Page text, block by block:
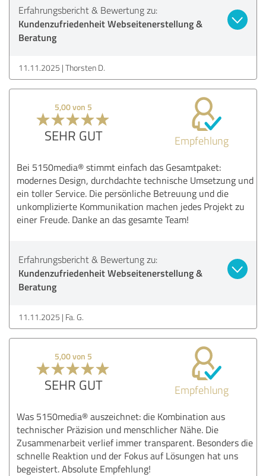
Erfahrungsbericht & Bewertung zu:
Kundenzufriedenheit Webseitenerstellung &
Beratung
11.11.2025 Thorsten D.
5,00 von 5
SEHR GUT Empfehlung
Bei 5150media® stimmt einfach das Gesamtpaket:
modernes Design, durchdachte technische Umsetzung und
ein toller Service. Die persönliche Betreuung und die
unkomplizierte Kommunikation machen jedes Projekt zu
einer Freude. Danke an das gesamte Team!
Erfahrungsbericht & Bewertung zu:
Kundenzufriedenheit Webseitenerstellung &
Beratung
11.11.2025 Fa. G.
5,00 von 5
SEHR GUT Empfehlung
Was 5150media® auszeichnet: die Kombination aus
technischer Präzision und menschlicher Nähe. Die
Zusammenarbeit verlief immer transparent. Besonders die
schnelle Reaktion und der Fokus auf Lösungen hat uns
begeistert. Absolute Empfehlung!